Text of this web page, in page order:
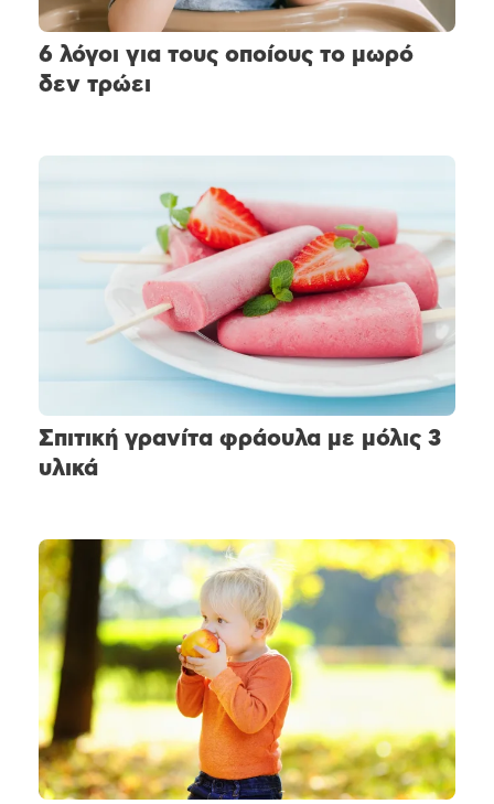
6 λόγοι για τους οποίους το μωρό
δεν τρώει
Σπιτική γρανίτα φράουλα με μόλις 3
υλικά